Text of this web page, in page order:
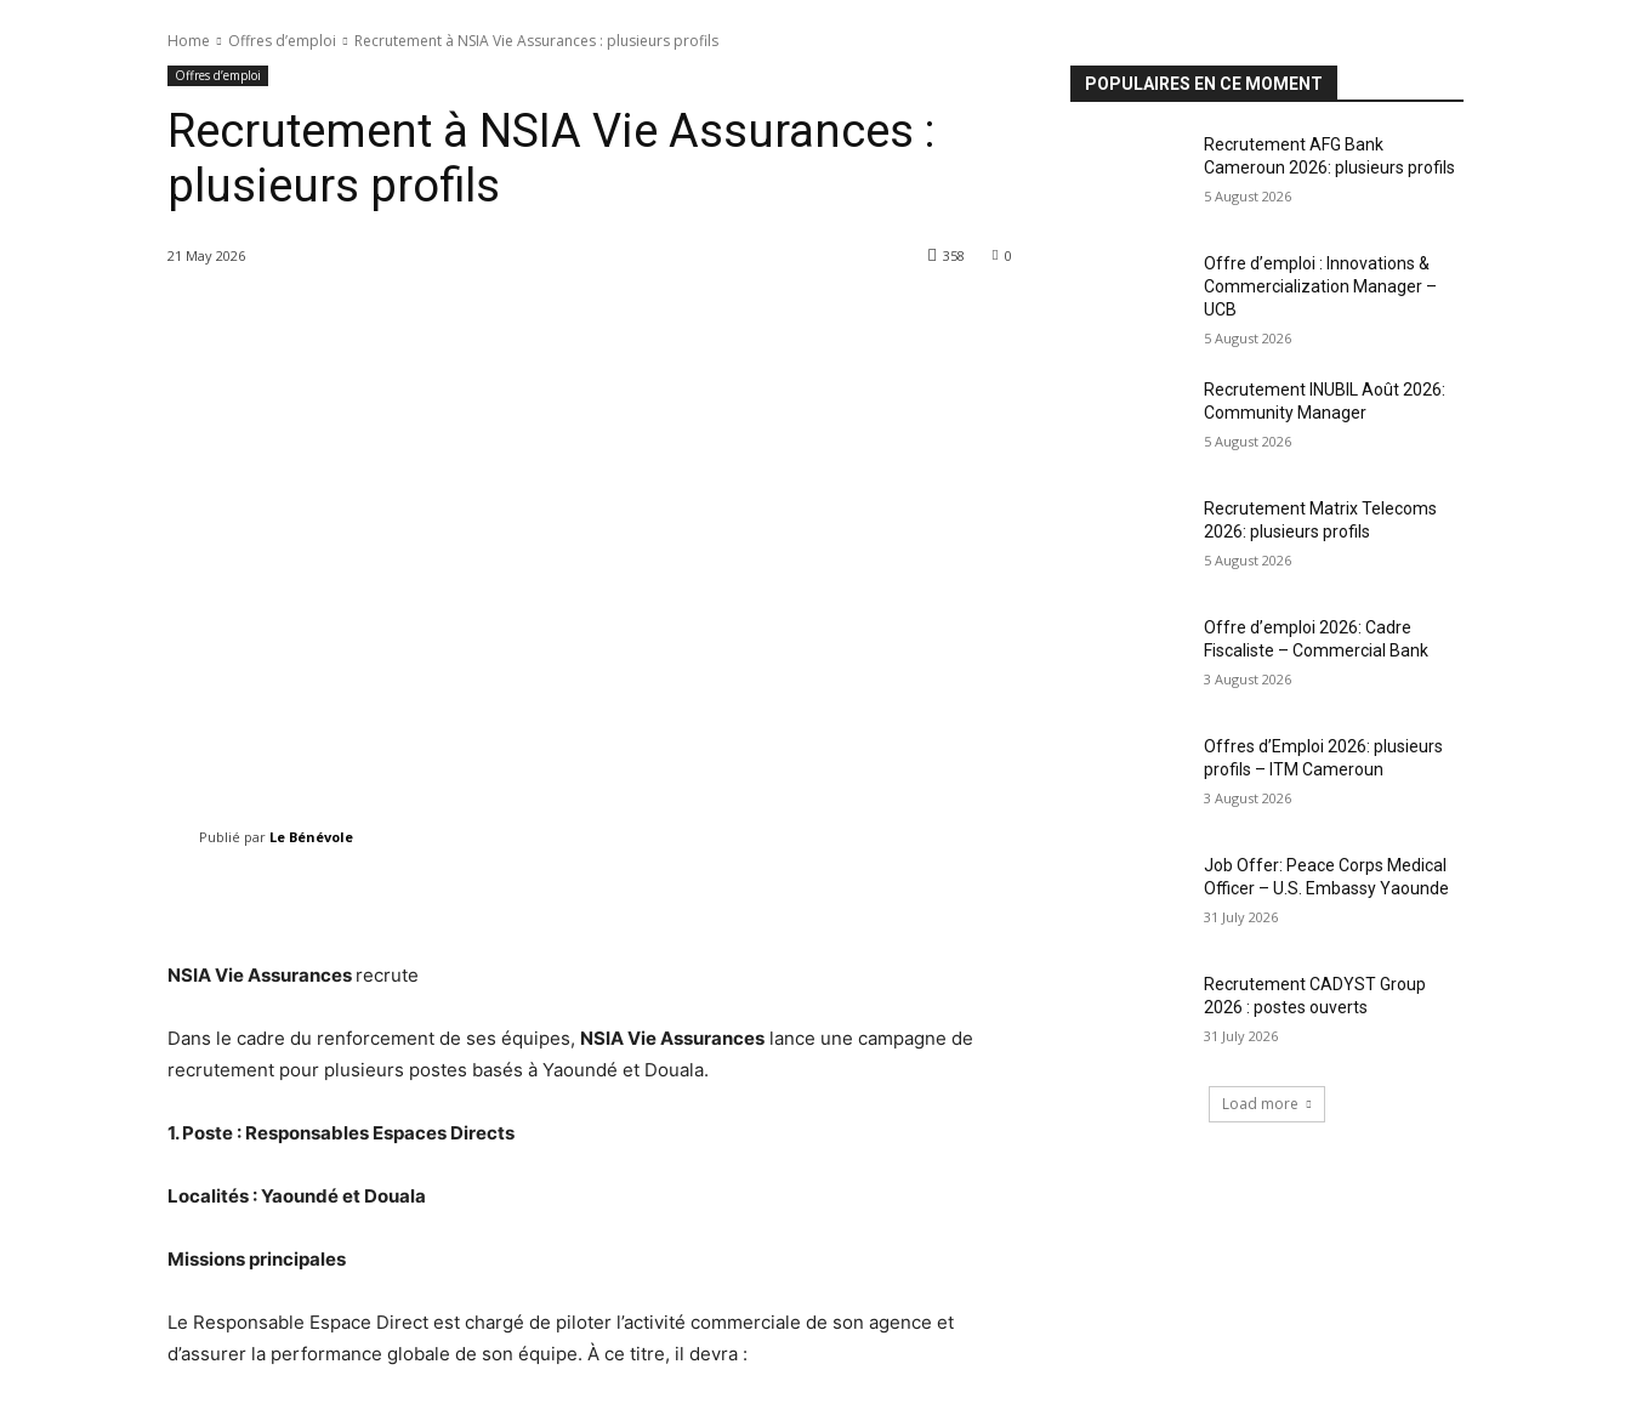
Home Offres d’emploi Recrutement à NSIA Vie Assurances : plusieurs profils
Offres d’emploi
Recrutement à NSIA Vie Assurances :
plusieurs profils
21 May 2026 0
358
Publié par Le Bénévole
NSIA Vie Assurances recrute
Dans le cadre du renforcement de ses équipes, NSIA Vie Assurances lance une campagne de
recrutement pour plusieurs postes basés à Yaoundé et Douala.
1. Poste : Responsables Espaces Directs
Localités : Yaoundé et Douala
Missions principales
Le Responsable Espace Direct est chargé de piloter l’activité commerciale de son agence et
d’assurer la performance globale de son équipe. À ce titre, il devra :
POPULAIRES EN CE MOMENT
Recrutement AFG Bank
Cameroun 2026: plusieurs profils
5 August 2026
Offre d’emploi : Innovations &
Commercialization Manager –
UCB
5 August 2026
Recrutement INUBIL Août 2026:
Community Manager
5 August 2026
Recrutement Matrix Telecoms
2026: plusieurs profils
5 August 2026
Offre d’emploi 2026: Cadre
Fiscaliste – Commercial Bank
3 August 2026
Offres d’Emploi 2026: plusieurs
profils – ITM Cameroun
3 August 2026
Job Offer: Peace Corps Medical
Officer – U.S. Embassy Yaounde
31 July 2026
Recrutement CADYST Group
2026 : postes ouverts
31 July 2026
Load more